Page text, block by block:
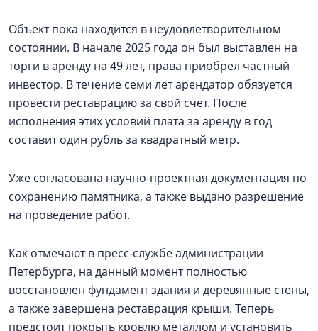
Объект пока находится в неудовлетворительном
состоянии. В начале 2025 года он был выставлен на
торги в аренду на 49 лет, права приобрел частный
инвестор. В течение семи лет арендатор обязуется
провести реставрацию за свой счет. После
исполнения этих условий плата за аренду в год
составит один рубль за квадратный метр.
Уже согласована научно-проектная документация по
сохранению памятника, а также выдано разрешение
на проведение работ.
Как отмечают в пресс-службе администрации
Петербурга, на данный момент полностью
восстановлен фундамент здания и деревянные стены,
а также завершена реставрация крыши. Теперь
предстоит покрыть кровлю металлом и установить